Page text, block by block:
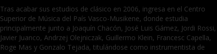
Tras acabar sus estudios de clásico en 2006, ingresa en el Centro
Superior de Música del País Vasco-Musikene, donde estudia
principalmente junto a Joaquín Chacón, José Luis Gámez, Jordi Rossi,
Javier Juanco, Andrzej Olejniczak, Guillermo Klein, Francesc Capella,
Roge Mas y Gonzalo Tejada, titulándose como instrumentista de